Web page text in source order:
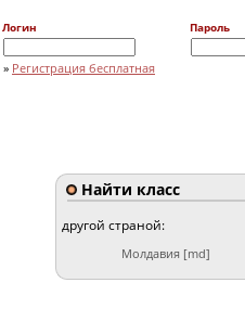
Логин Пароль
» Регистрация бесплатная
Найти класс
другой страной:
Молдавия [md]